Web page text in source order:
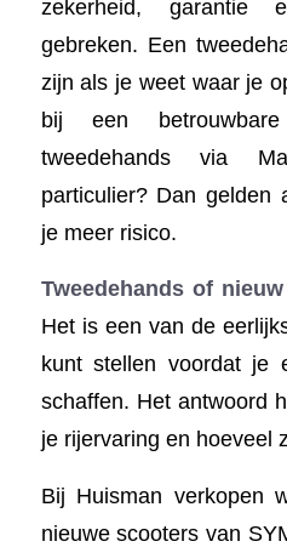
zekerheid, garantie
gebreken. Een
zijn als je weet waar je
bij een
tweedehands via
particulier? Dan gelden
je meer risico.
Tweedehands of
Het is een van de
kunt stellen voordat je
schaffen. Het antwoord
je rijervaring en hoeveel
Bij Huisman verkopen
nieuwe scooters van